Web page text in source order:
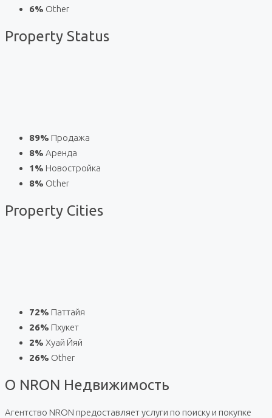
6% Other
Property Status
89% Продажа
8% Аренда
1% Новостройка
8% Other
Property Cities
72% Паттайя
26% Пхукет
2% Хуай Йяй
26% Other
О NRON Недвижимость
Агентство NRON предоставляет услуги по поиску и покупке